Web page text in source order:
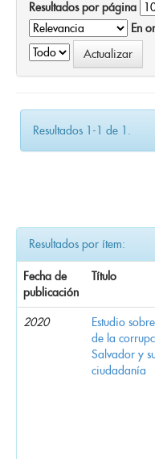
Resultados por página
En
Resultados 1-1 de 1.
Resultados por ítem:
Fecha de
publicación
Título
2020
Estudio
de la
Salvador y
ciudadanía